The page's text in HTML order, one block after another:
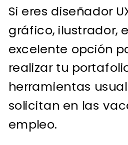
Si eres diseñador
gráfico, ilustrador,
excelente opción
realizar tu
herramientas
solicitan en las
empleo.